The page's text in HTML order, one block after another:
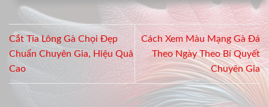
Cắt Tỉa Lông Gà Chọi Đẹp
Chuẩn Chuyên Gia, Hiệu Quả
Cao
Cách Xem Màu Mạng Gà Đá
Theo Ngày Theo Bí Quyết
Chuyên Gia